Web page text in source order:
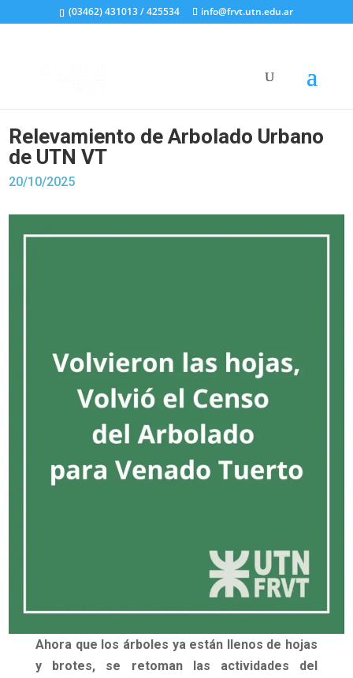
(03462) 431013 / 425534 info@frvt.utn.edu.ar
Relevamiento de Arbolado Urbano
de UTN VT
20/10/2025
Ahora que los árboles ya están llenos de hojas
y brotes, se retoman las actividades del